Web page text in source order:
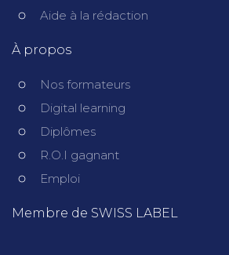
Aide à la rédaction
À propos
Nos formateurs
Digital learning
Diplômes
R.O.I gagnant
Emploi
Membre de SWISS LABEL